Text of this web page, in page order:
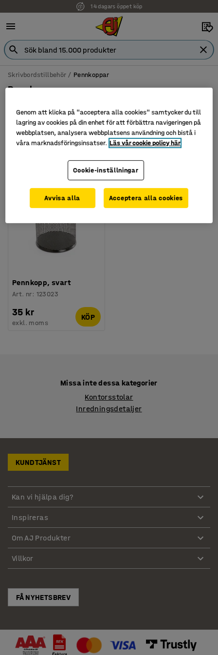
14 dagars öppet köp
Skrivbordstillbehör Pennkoppar
Pennkoppar
Filtrera Sortera
Pennkopp, svart
Art. nr: 123023
35 kr
exkl. moms
KÖP
Missa inte dessa kategorier
Kontorsstolar
Inredningsdetaljer
KUNDTJÄNST
Kan vi hjälpa dig?
Inspireras
Om AJ Produkter
Villkor
FÅ NYHETSBREV
Genom att klicka på "acceptera alla cookies" samtycker du till
lagring av cookies på din enhet för att förbättra navigeringen på
webbplatsen, analysera webbplatsens användning och bistå i
våra marknadsföringsinsatser. Läs vår cookie policy här
Cookie-inställningar
Avvisa alla Acceptera alla cookies